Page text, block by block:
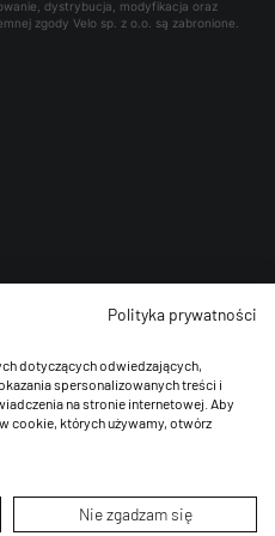
dystrybucja, modyfikacja oraz
zgody Velo sp. z o.o. są zabronione.
Polityka prywatności
dotyczących odwiedzających,
spersonalizowanych treści i
na stronie internetowej. Aby
cookie, których używamy, otwórz
Nie zgadzam się